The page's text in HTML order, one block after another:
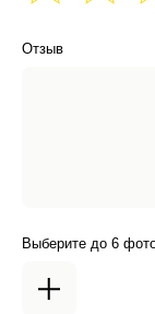
Отзыв
Выберите до 6